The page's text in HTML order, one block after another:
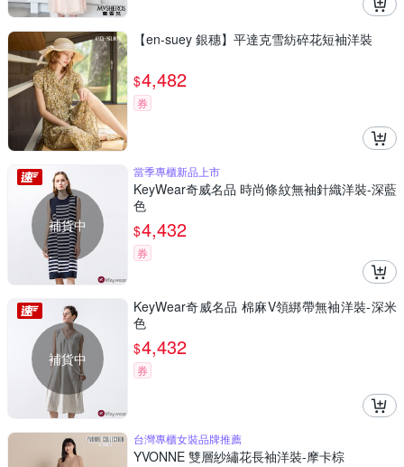
【en-suey 銀穗】平達克雪紡碎花短袖洋裝
$4,482
券
補貨中
當季專櫃新品上市
KeyWear奇威名品 時尚條紋無袖針織洋裝-深藍
色
$4,432
券
補貨中
KeyWear奇威名品 棉麻V領綁帶無袖洋裝-深米
色
$4,432
券
台灣專櫃女裝品牌推薦
YVONNE 雙層紗繡花長袖洋裝-摩卡棕